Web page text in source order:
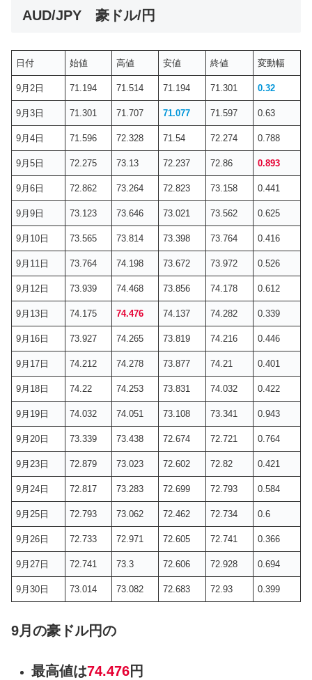
AUD/JPY 豪ドル/円
日付 始値 高値 安値 終値 変動幅
9月2日 71.194 71.514 71.194 71.301 0.32
9月3日 71.301 71.707 71.077 71.597 0.63
9月4日 71.596 72.328 71.54 72.274 0.788
9月5日 72.275 73.13 72.237 72.86 0.893
9月6日 72.862 73.264 72.823 73.158 0.441
9月9日 73.123 73.646 73.021 73.562 0.625
9月10日 73.565 73.814 73.398 73.764 0.416
9月11日 73.764 74.198 73.672 73.972 0.526
9月12日 73.939 74.468 73.856 74.178 0.612
9月13日 74.175 74.476 74.137 74.282 0.339
9月16日 73.927 74.265 73.819 74.216 0.446
9月17日 74.212 74.278 73.877 74.21 0.401
9月18日 74.22 74.253 73.831 74.032 0.422
9月19日 74.032 74.051 73.108 73.341 0.943
9月20日 73.339 73.438 72.674 72.721 0.764
9月23日 72.879 73.023 72.602 72.82 0.421
9月24日 72.817 73.283 72.699 72.793 0.584
9月25日 72.793 73.062 72.462 72.734 0.6
9月26日 72.733 72.971 72.605 72.741 0.366
9月27日 72.741 73.3 72.606 72.928 0.694
9月30日 73.014 73.082 72.683 72.93 0.399
9月の豪ドル円の
最高値は74.476円